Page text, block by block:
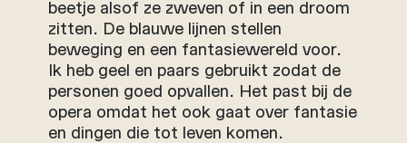
beetje alsof ze zweven of in een droom
zitten. De blauwe lijnen stellen
beweging en een fantasiewereld voor.
Ik heb geel en paars gebruikt zodat de
personen goed opvallen. Het past bij de
opera omdat het ook gaat over fantasie
en dingen die tot leven komen.